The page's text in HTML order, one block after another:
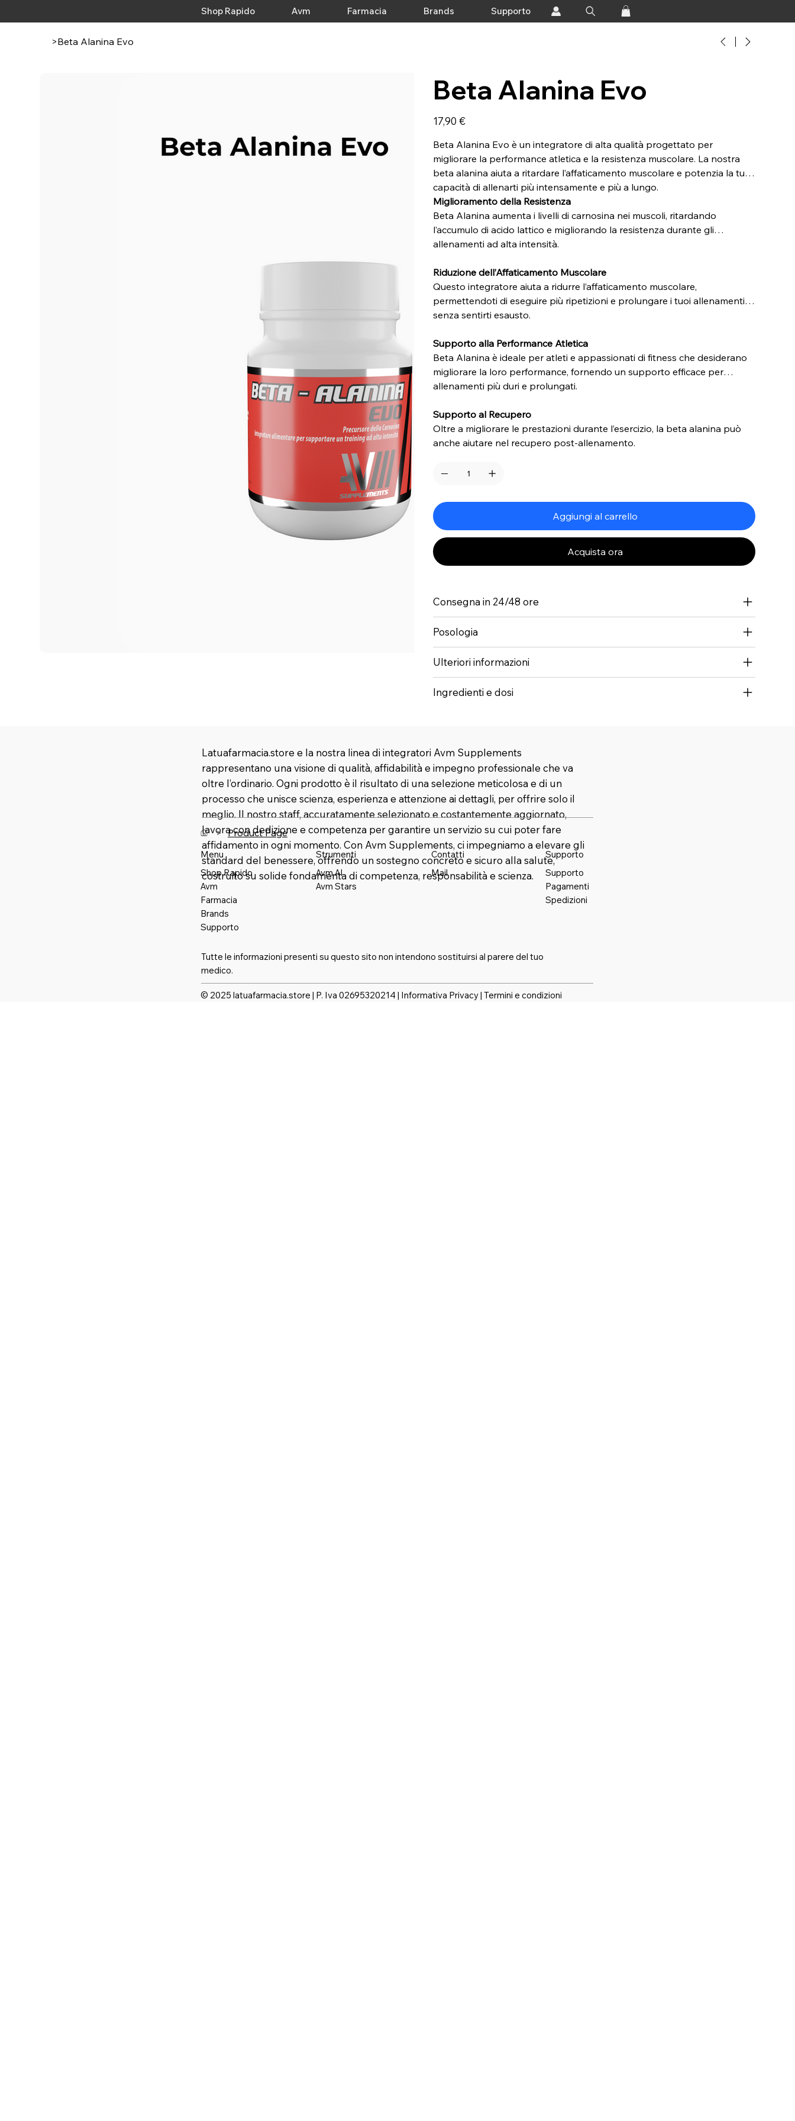
Shop Rapido Avm Farmacia Brands Supporto
>Beta Alanina Evo
Beta Alanina Evo
Prezzo
17,90 €
Beta Alanina Evo è un integratore di alta qualità progettato per
migliorare la performance atletica e la resistenza muscolare. La nostra
beta alanina aiuta a ritardare l’affaticamento muscolare e potenzia la tua
capacità di allenarti più intensamente e più a lungo.
Miglioramento della Resistenza
Beta Alanina aumenta i livelli di carnosina nei muscoli, ritardando
l’accumulo di acido lattico e migliorando la resistenza durante gli
allenamenti ad alta intensità.
Riduzione dell’Affaticamento Muscolare
Questo integratore aiuta a ridurre l’affaticamento muscolare,
permettendoti di eseguire più ripetizioni e prolungare i tuoi allenamenti
senza sentirti esausto.
Supporto alla Performance Atletica
Beta Alanina è ideale per atleti e appassionati di fitness che desiderano
migliorare la loro performance, fornendo un supporto efficace per
allenamenti più duri e prolungati.
Supporto al Recupero
Oltre a migliorare le prestazioni durante l’esercizio, la beta alanina può
anche aiutare nel recupero post-allenamento.
Aggiungi al carrello
Acquista ora
Consegna in 24/48 ore
Posologia
Ulteriori informazioni
Ingredienti e dosi
Latuafarmacia.store e la nostra linea di integratori Avm Supplements
rappresentano una visione di qualità, affidabilità e impegno professionale che va
oltre l’ordinario. Ogni prodotto è il risultato di una selezione meticolosa e di un
processo che unisce scienza, esperienza e attenzione ai dettagli, per offrire solo il
meglio. Il nostro staff, accuratamente selezionato e costantemente aggiornato,
lavora con dedizione e competenza per garantire un servizio su cui poter fare
affidamento in ogni momento. Con Avm Supplements, ci impegniamo a elevare gli
standard del benessere, offrendo un sostegno concreto e sicuro alla salute,
costruito su solide fondamenta di competenza, responsabilità e scienza.
> Product Page
Menu
Shop Rapido
Avm
Farmacia
Brands
Supporto
Strumenti
Avm AI
Avm Stars
Contatti
Mail
Supporto
Supporto
Pagamenti
Spedizioni
Tutte le informazioni presenti su questo sito non intendono sostituirsi al parere del tuo
medico.
© 2025 latuafarmacia.store | P. Iva 02695320214 | Informativa Privacy|Termini e condizioni